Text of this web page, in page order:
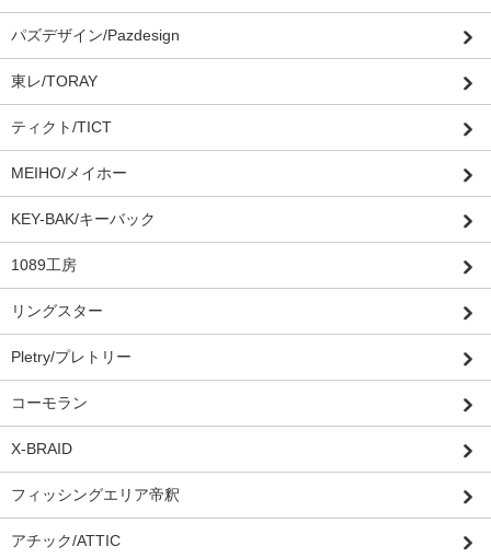
パズデザイン/Pazdesign
東レ/TORAY
ティクト/TICT
MEIHO/メイホー
KEY-BAK/キーバック
1089工房
リングスター
Pletry/プレトリー
コーモラン
X-BRAID
フィッシングエリア帝釈
アチック/ATTIC